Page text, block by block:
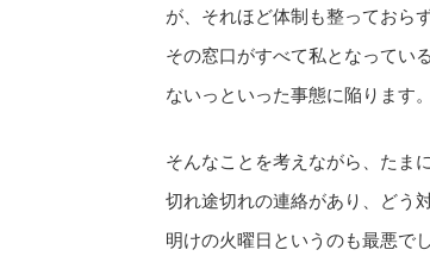
が、それほど体制も整っておら
その窓口がすべて私となってい
ないっといった事態に陥ります。
そんなことを考えながら、たま
切れ途切れの連絡があり、どう
明けの火曜日というのも最悪で